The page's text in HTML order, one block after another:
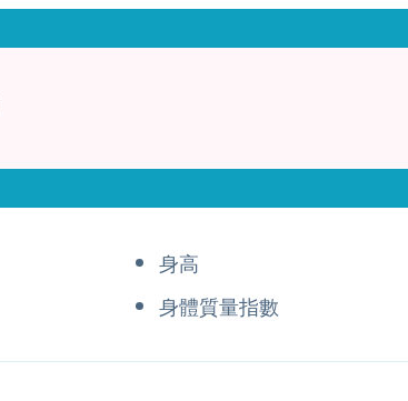
身高
身體質量指數